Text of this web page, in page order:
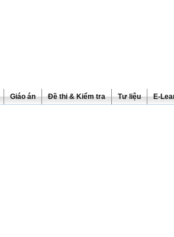
Giáo án Đề thi & Kiểm tra Tư liệu E-